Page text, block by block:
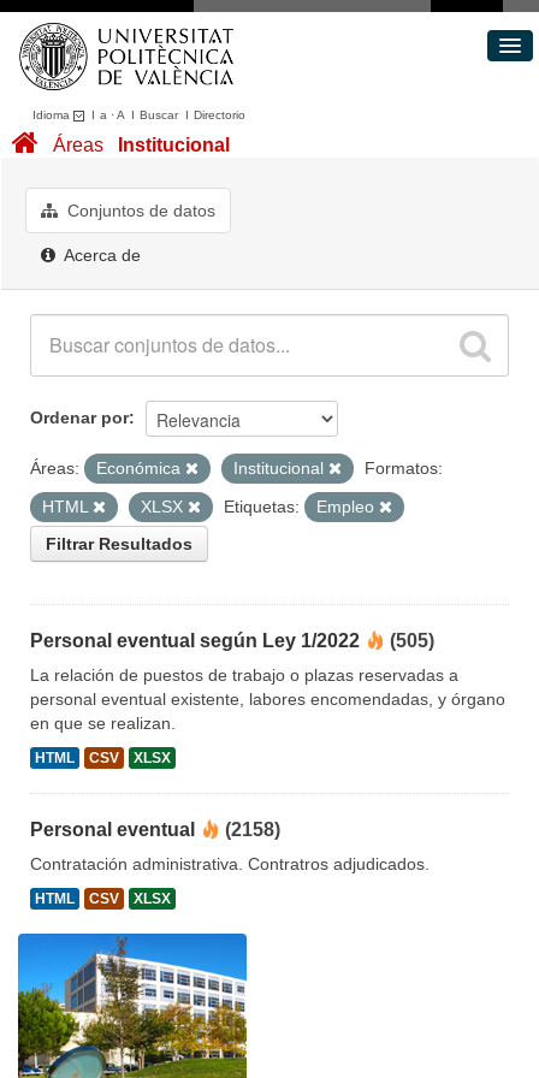
Idioma I a ·A I BuscarI Directorio
Conjuntos de datos
Acerca de
Áreas Institucional
Conjuntos de datos
Acerca de
Ordenar por
Áreas: Económica Institucional
Formatos:
HTML
XLSX Etiquetas:
Empleo
Filtrar Resultados
Personal eventual según Ley 1/2022 (505)
La relación de puestos de trabajo o plazas reservadas a
personal eventual existente, labores encomendadas, y órgano
en que se realizan.
HTML CSV XLSX
Personal eventual (2158)
Contratación administrativa. Contratros adjudicados.
HTML CSV XLSX